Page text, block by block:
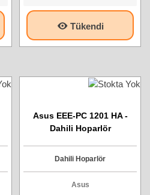
Tükendi
Asus EEE-PC 1201 HA -
Dahili Hoparlör
Dahili Hoparlör
Asus